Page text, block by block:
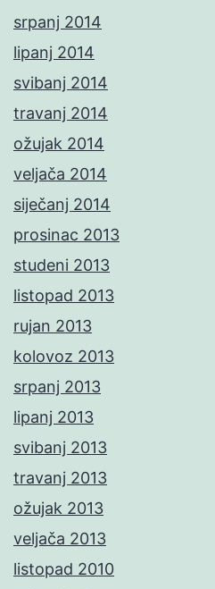
srpanj 2014
lipanj 2014
svibanj 2014
travanj 2014
ožujak 2014
veljača 2014
siječanj 2014
prosinac 2013
studeni 2013
listopad 2013
rujan 2013
kolovoz 2013
srpanj 2013
lipanj 2013
svibanj 2013
travanj 2013
ožujak 2013
veljača 2013
listopad 2010